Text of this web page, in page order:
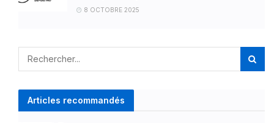
8 OCTOBRE 2025
Articles recommandés